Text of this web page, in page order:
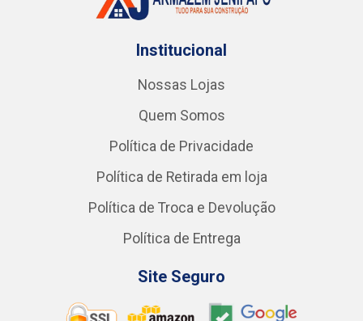
Institucional
Nossas Lojas
Quem Somos
Política de Privacidade
Política de Retirada em loja
Política de Troca e Devolução
Política de Entrega
Site Seguro